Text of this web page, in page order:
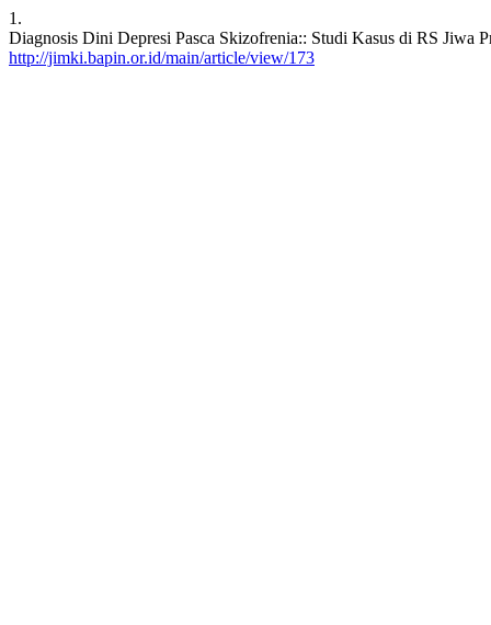
1.
Diagnosis Dini Depresi Pasca Skizofrenia:: Studi Kasus di RS Jiwa
http://jimki.bapin.or.id/main/article/view/173